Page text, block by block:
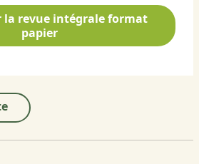
la revue intégrale format
papier